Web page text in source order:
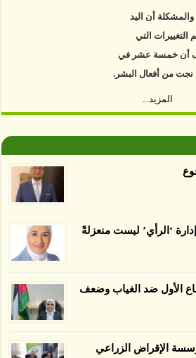
أن اليد
التي
أن خمسة عشر في
من أفعال البشر.
تدمرت بشكل أسرع من
حسب دراسة كشفت
الزيت يمكن ألا
المزيد...
‘الرأي’ ليست منعزلةً
الأول ضد الغياب وضعف
الإقراض الزراعي